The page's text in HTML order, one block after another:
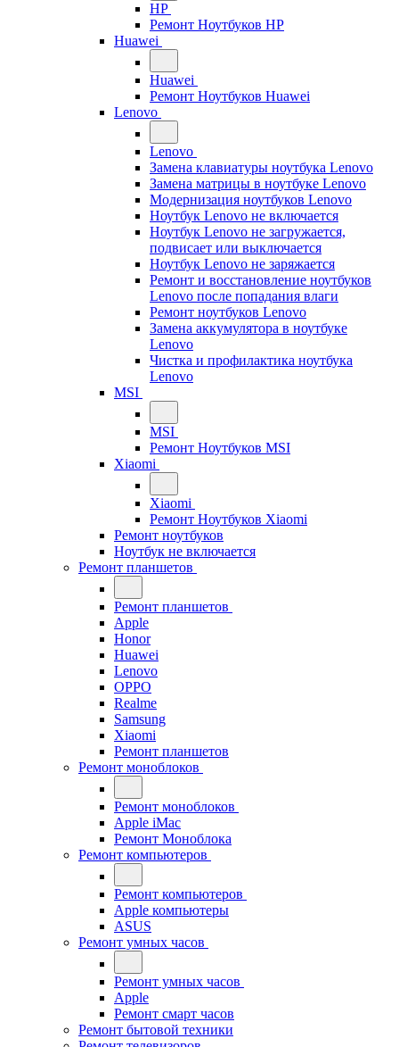
HP
Ремонт Ноутбуков HP
Huawei
Huawei
Ремонт Ноутбуков Huawei
Lenovo
Lenovo
Замена клавиатуры ноутбука Lenovo
Замена матрицы в ноутбуке Lenovo
Модернизация ноутбуков Lenovo
Ноутбук Lenovo не включается
Ноутбук Lenovo не загружается,
подвисает или выключается
Ноутбук Lenovo не заряжается
Ремонт и восстановление ноутбуков
Lenovo после попадания влаги
Ремонт ноутбуков Lenovo
Замена аккумулятора в ноутбуке
Lenovo
Чистка и профилактика ноутбука
Lenovo
MSI
MSI
Ремонт Ноутбуков MSI
Xiaomi
Xiaomi
Ремонт Ноутбуков Xiaomi
Ремонт ноутбуков
Ноутбук не включается
Ремонт планшетов
Ремонт планшетов
Apple
Honor
Huawei
Lenovo
OPPO
Realme
Samsung
Xiaomi
Ремонт планшетов
Ремонт моноблоков
Ремонт моноблоков
Apple iMac
Ремонт Моноблока
Ремонт компьютеров
Ремонт компьютеров
Apple компьютеры
ASUS
Ремонт умных часов
Ремонт умных часов
Apple
Ремонт смарт часов
Ремонт бытовой техники